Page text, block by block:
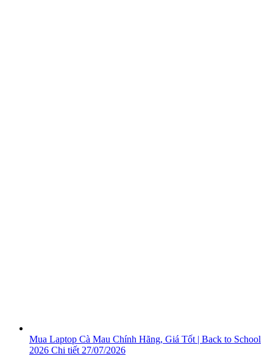
Mua Laptop Cà Mau Chính Hãng, Giá Tốt | Back to School
2026 Chi tiết 27/07/2026